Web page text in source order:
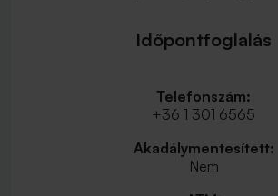
Időpontfoglalás
Telefonszám:
+36 1 301 6565
Akadálymentesített:
Nem